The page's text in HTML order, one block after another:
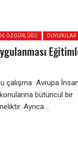
ÖZGÜRLÜĞÜ DUYURULAR
çalışma Avrupa İnsan
bütüncül bir
Ayrıca...